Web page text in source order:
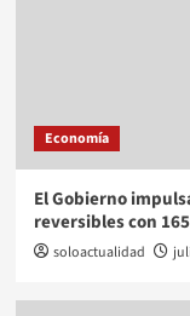
Economía
El Gobierno
reversibles con
soloactualidad